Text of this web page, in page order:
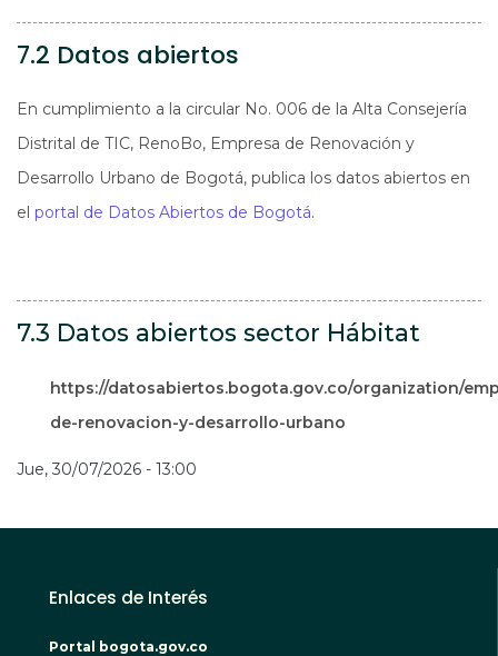
7.2 Datos abiertos
En cumplimiento a la circular No. 006 de la Alta Consejería
Distrital de TIC, RenoBo, Empresa de Renovación y
Desarrollo Urbano de Bogotá, publica los datos abiertos en
el portal de Datos Abiertos de Bogotá.
7.3 Datos abiertos sector Hábitat
https://datosabiertos.bogota.gov.co/organization/
de-renovacion-y-desarrollo-urbano
Jue, 30/07/2026 - 13:00
Enlaces de Interés
Portal bogota.gov.co